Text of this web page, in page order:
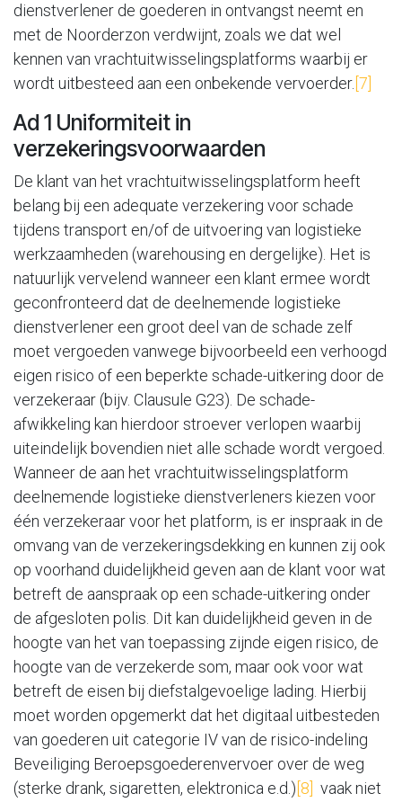
dienstverlener de goederen in ontvangst neemt en
met de Noorderzon verdwijnt, zoals we dat wel
kennen van vrachtuitwisselingsplatforms waarbij er
wordt uitbesteed aan een onbekende vervoerder. [7]
Ad 1 Uniformiteit in
verzekeringsvoorwaarden
De klant van het vrachtuitwisselingsplatform heeft
belang bij een adequate verzekering voor schade
tijdens transport en/of de uitvoering van logistieke
werkzaamheden (warehousing en dergelijke). Het is
natuurlijk vervelend wanneer een klant ermee wordt
geconfronteerd dat de deelnemende logistieke
dienstverlener een groot deel van de schade zelf
moet vergoeden vanwege bijvoorbeeld een verhoogd
eigen risico of een beperkte schade-uitkering door de
verzekeraar (bijv. Clausule G23). De schade-
afwikkeling kan hierdoor stroever verlopen waarbij
uiteindelijk bovendien niet alle schade wordt vergoed.
Wanneer de aan het vrachtuitwisselingsplatform
deelnemende logistieke dienstverleners kiezen voor
één verzekeraar voor het platform, is er inspraak in de
omvang van de verzekeringsdekking en kunnen zij ook
op voorhand duidelijkheid geven aan de klant voor wat
betreft de aanspraak op een schade-uitkering onder
de afgesloten polis. Dit kan duidelijkheid geven in de
hoogte van het van toepassing zijnde eigen risico, de
hoogte van de verzekerde som, maar ook voor wat
betreft de eisen bij diefstalgevoelige lading. Hierbij
moet worden opgemerkt dat het digitaal uitbesteden
van goederen uit categorie IV van de risico-indeling
Beveiliging Beroepsgoederenvervoer over de weg
(sterke drank, sigaretten, elektronica e.d.) [8]
vaak niet